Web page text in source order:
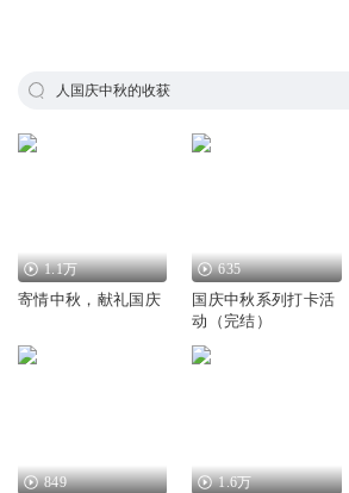
人国庆中秋的收获
1.1万
寄情中秋，献礼国庆
635
国庆中秋系列打卡活
动（完结）
849 1.6万